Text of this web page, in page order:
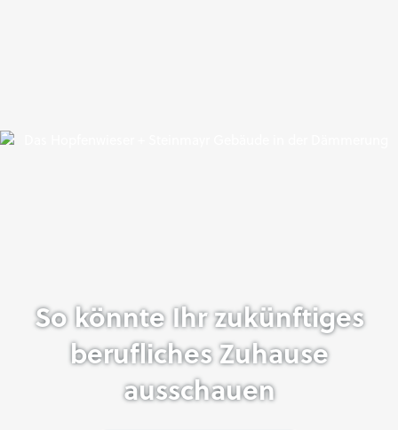
So könnte Ihr zukünftiges
berufliches Zuhause
ausschauen